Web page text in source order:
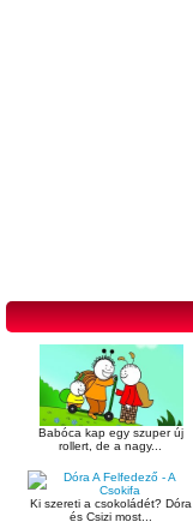
Babóca kap egy szuper új
rollert, de a nagy...
Ki szereti a csokoládét? Dóra
és Csizi most...